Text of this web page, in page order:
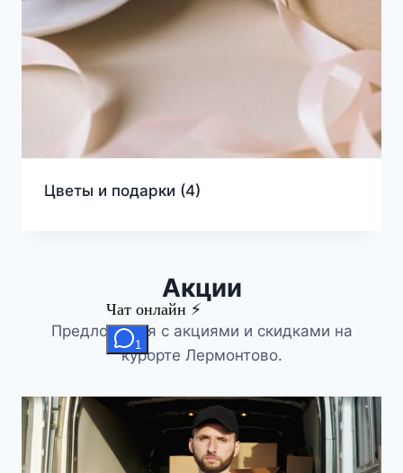
Цветы и подарки (4)
Акции
Предложения с акциями и скидками на
курорте Лермонтово.